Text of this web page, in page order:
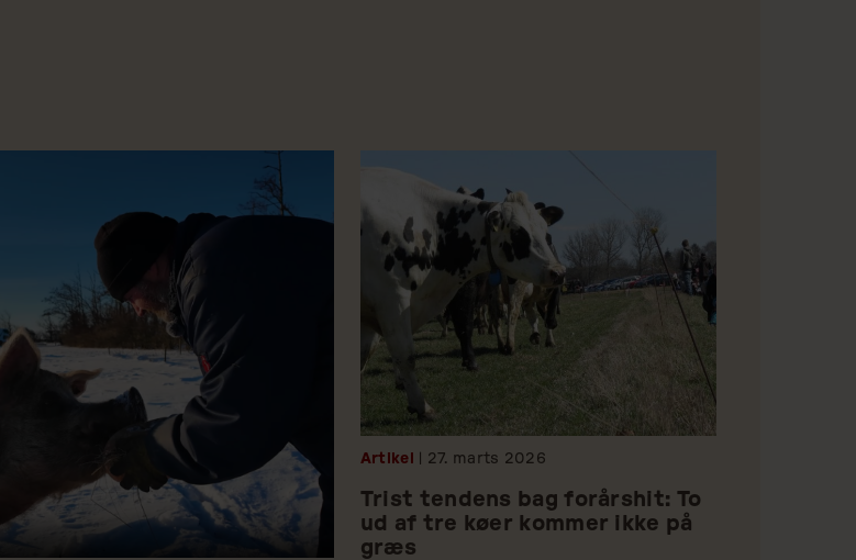
Artikel | 27. marts 2026
Trist tendens bag forårshit: To
ud af tre køer kommer ikke på
græs